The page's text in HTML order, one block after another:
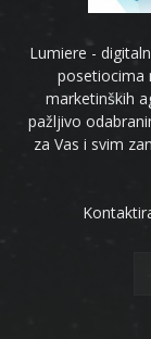
Lumiere -
posetiocima
marketinških
pažljivo
za Vas i svim